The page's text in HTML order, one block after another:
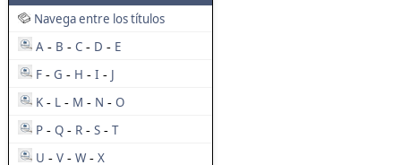
Navega entre los títulos
A - B - C - D - E
F - G - H - I - J
K - L - M - N - O
P - Q - R - S - T
U - V - W - X